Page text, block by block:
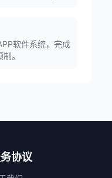
软件系统，完成
。
协议